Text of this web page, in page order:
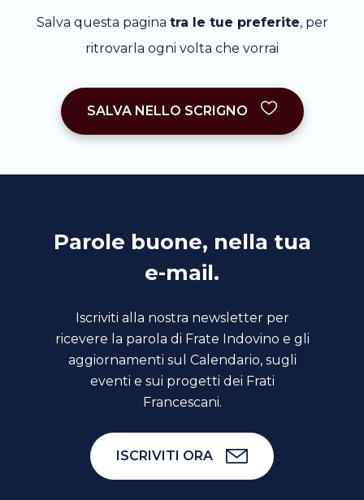
Salva questa pagina tra le tue preferite, per
ritrovarla ogni volta che vorrai
SALVA NELLO SCRIGNO
Parole buone, nella tua
e-mail.
Iscriviti alla nostra newsletter per
ricevere la parola di Frate Indovino e gli
aggiornamenti sul Calendario, sugli
eventi e sui progetti dei Frati
Francescani.
ISCRIVITI ORA